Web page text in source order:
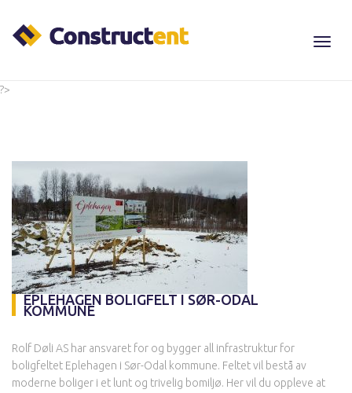
?>
EPLEHAGEN BOLIGFELT I SØR-ODAL
KOMMUNE
Rolf Døli AS har ansvaret for og bygger all infrastruktur for
boligfeltet Eplehagen i Sør-Odal kommune. Feltet vil bestå av
moderne boliger i et lunt og trivelig bomiljø. Her vil du oppleve at